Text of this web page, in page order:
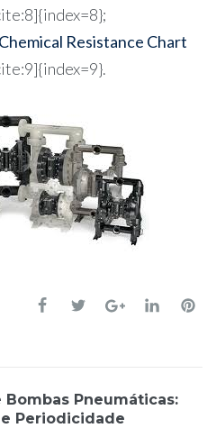
Resistance Chart
Pneumáticas:
Periodicidade